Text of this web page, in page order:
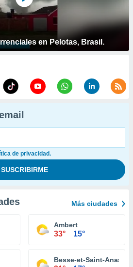
en Pelotas, Brasil.
de privacidad.
Más ciudades
Ambert
33° 15°
Besse-et-Saint-